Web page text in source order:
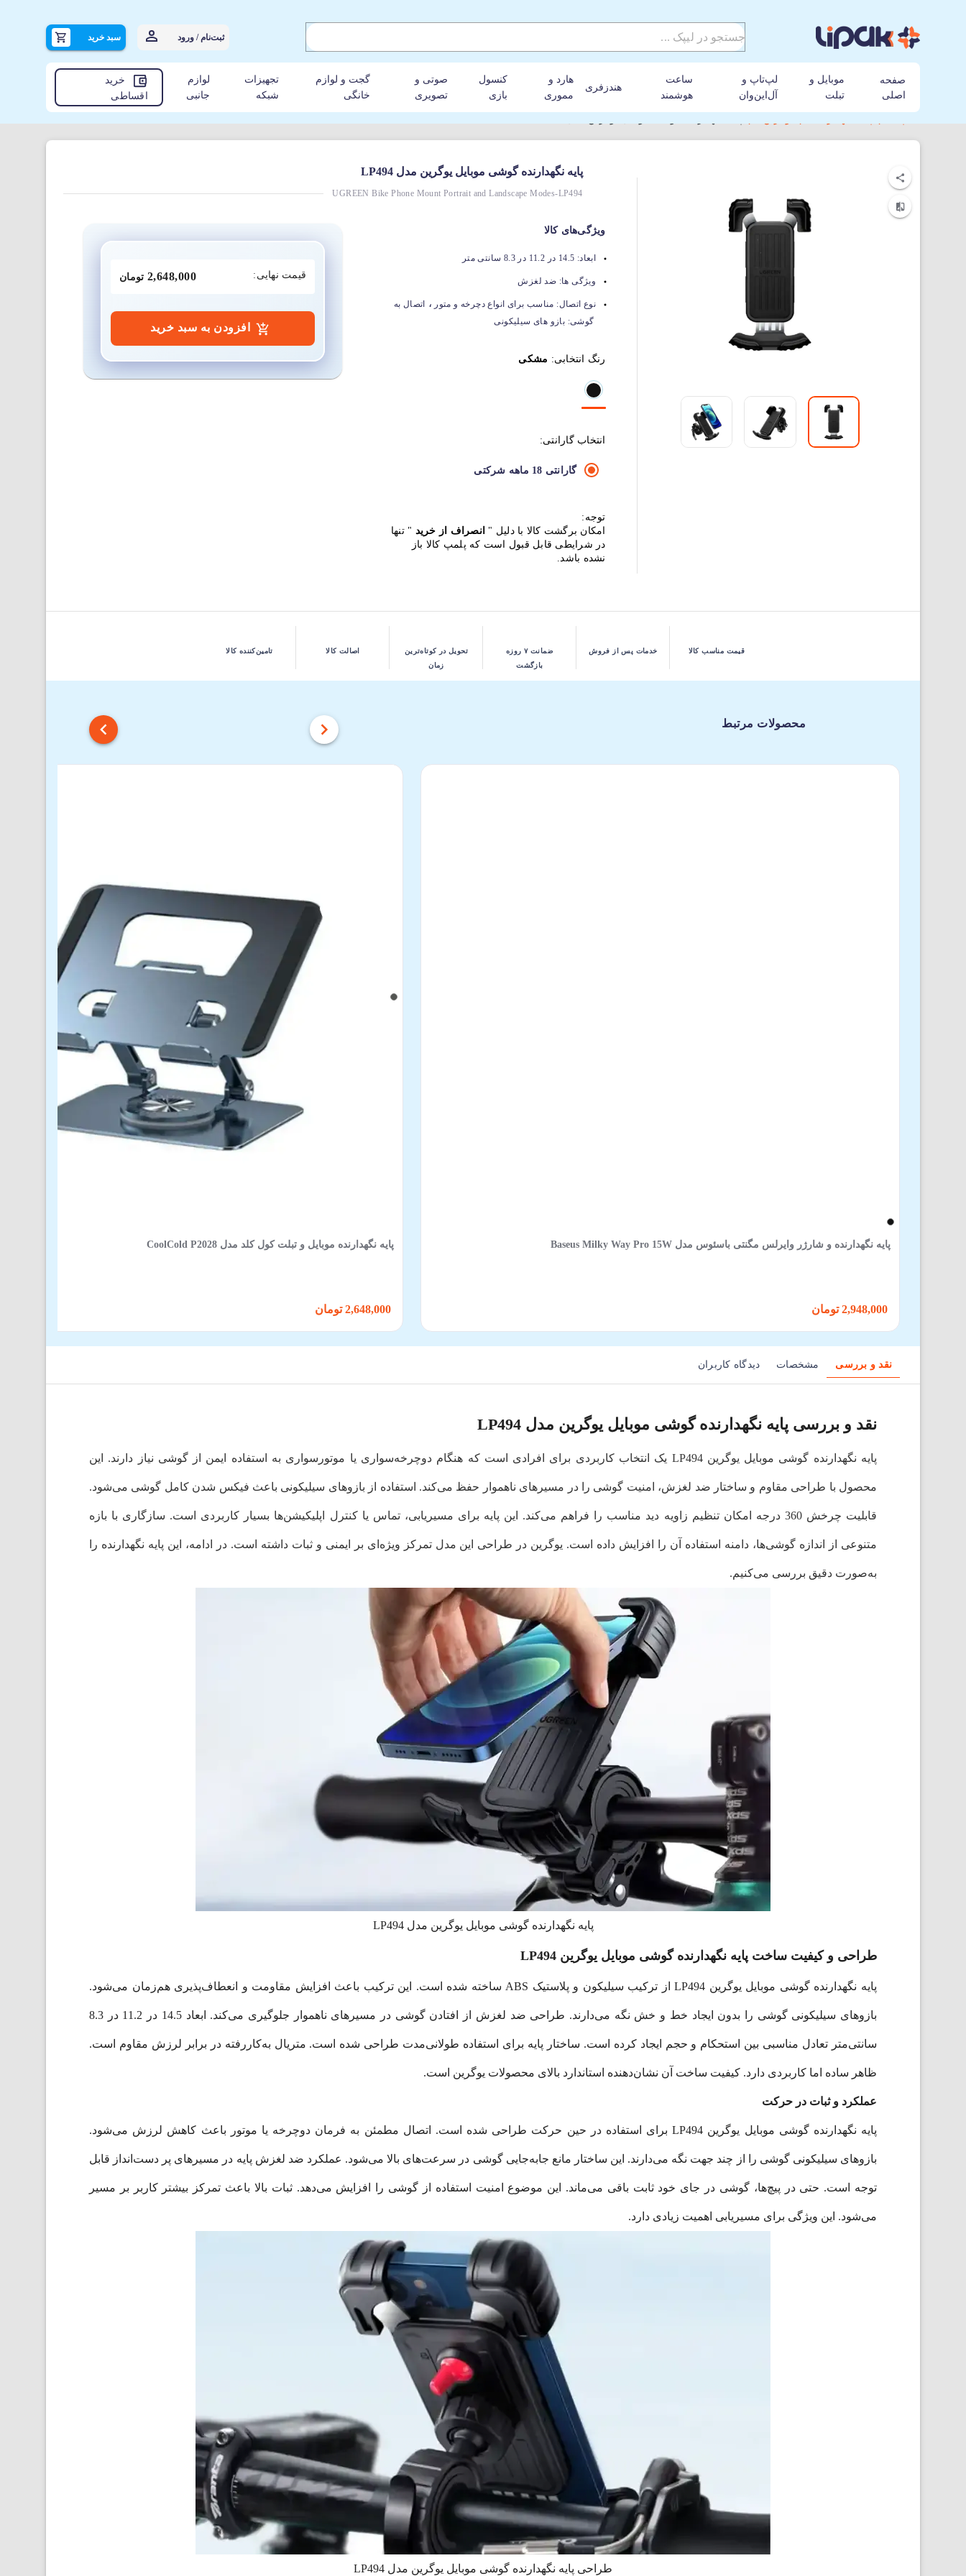
ثبت‌نام / ورود سبد خرید
صفحه
اصلی
موبایل و
تبلت
لپ‌تاپ و
آل‌این‌وان
ساعت
هوشمند
هندزفری
هارد و
مموری
کنسول
بازی
صوتی و
تصویری
گجت و لوازم
خانگی
تجهیزات
شبکه
لوازم
جانبی
خرید
اقساطی
پایه نگهدارنده گوشی موبایل یوگرین مدل LP494
UGREEN Bike Phone Mount Portrait and Landscape Modes-LP494
ویژگی‌های کالا
ابعاد: 14.5 در 11.2 در 8.3 سانتی متر
ویژگی ها: ضد لغزش
نوع اتصال: مناسب برای انواع دچرخه و متور ،
اتصال به
گوشی: بازو های سیلیکونی
رنگ انتخابی: مشکی
انتخاب گارانتی:
گارانتی 18 ماهه شرکتی
توجه:
امکان برگشت کالا با دلیل " انصراف از خرید " تنها
در شرایطی قابل قبول است که پلمپ کالا باز
نشده باشد.
قیمت نهایی: تومان
افزودن به سبد خرید
قیمت مناسب کالا خدمات پس از فروش
ضمانت ۷ روزه
بازگشت
تحویل در کوتاه‌ترین
زمان
اصالت کالا تامین‌کننده کالا
محصولات مرتبط
پایه نگهدارنده و شارژر وایرلس مگنتی باسئوس مدل Baseus Milky Way Pro 15W پایه نگهدارنده موبایل و تبلت کول کلد مدل CoolCold P2028
نقد و بررسی مشخصات دیدگاه کاربران
نقد و بررسی پایه نگهدارنده گوشی موبایل یوگرین مدل LP494
پایه نگهدارنده گوشی موبایل یوگرین LP494 یک انتخاب کاربردی برای افرادی است که هنگام دوچرخه‌سواری یا موتورسواری به استفاده ایمن از گوشی نیاز دارند. این
محصول با طراحی مقاوم و ساختار ضد لغزش، امنیت گوشی را در مسیرهای ناهموار حفظ می‌کند. استفاده از بازوهای سیلیکونی باعث فیکس شدن کامل گوشی می‌شود.
قابلیت چرخش 360 درجه امکان تنظیم زاویه دید مناسب را فراهم می‌کند. این پایه برای مسیریابی، تماس یا کنترل اپلیکیشن‌ها بسیار کاربردی است. سازگاری با بازه
متنوعی از اندازه گوشی‌ها، دامنه استفاده آن را افزایش داده است. یوگرین در طراحی این مدل تمرکز ویژه‌ای بر ایمنی و ثبات داشته است. در ادامه، این پایه نگهدارنده را
به‌صورت دقیق بررسی می‌کنیم.
پایه نگهدارنده گوشی موبایل یوگرین مدل LP494
طراحی و کیفیت ساخت پایه نگهدارنده گوشی موبایل یوگرین LP494
پایه نگهدارنده گوشی موبایل یوگرین LP494 از ترکیب سیلیکون و پلاستیک ABS ساخته شده است. این ترکیب باعث افزایش مقاومت و انعطاف‌پذیری هم‌زمان می‌شود.
بازوهای سیلیکونی گوشی را بدون ایجاد خط و خش نگه می‌دارند. طراحی ضد لغزش از افتادن گوشی در مسیرهای ناهموار جلوگیری می‌کند. ابعاد 14.5 در 11.2 در 8.3
سانتی‌متر تعادل مناسبی بین استحکام و حجم ایجاد کرده است. ساختار پایه برای استفاده طولانی‌مدت طراحی شده است. متریال به‌کاررفته در برابر لرزش مقاوم است.
ظاهر ساده اما کاربردی دارد. کیفیت ساخت آن نشان‌دهنده استاندارد بالای محصولات یوگرین است.
عملکرد و ثبات در حرکت
پایه نگهدارنده گوشی موبایل یوگرین LP494 برای استفاده در حین حرکت طراحی شده است. اتصال مطمئن به فرمان دوچرخه یا موتور باعث کاهش لرزش می‌شود.
بازوهای سیلیکونی گوشی را از چند جهت نگه می‌دارند. این ساختار مانع جابه‌جایی گوشی در سرعت‌های بالا می‌شود. عملکرد ضد لغزش پایه در مسیرهای پر دست‌انداز قابل
توجه است. حتی در پیچ‌ها، گوشی در جای خود ثابت باقی می‌ماند. این موضوع امنیت استفاده از گوشی را افزایش می‌دهد. ثبات بالا باعث تمرکز بیشتر کاربر بر مسیر
می‌شود. این ویژگی برای مسیریابی اهمیت زیادی دارد.
طراحی پایه نگهدارنده گوشی موبایل یوگرین مدل LP494